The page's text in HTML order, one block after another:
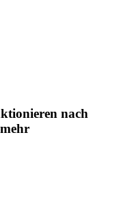
nach